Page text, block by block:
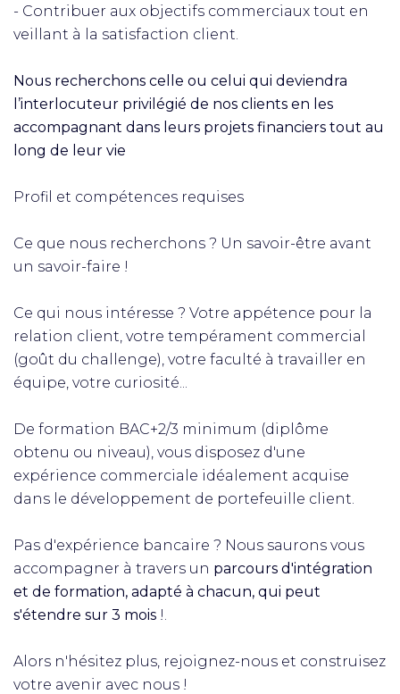
- Contribuer aux objectifs commerciaux tout en
veillant à la satisfaction client.
Nous recherchons celle ou celui qui deviendra
l’interlocuteur privilégié de nos clients en les
accompagnant dans leurs projets financiers tout au
long de leur vie
Profil et compétences requises
Ce que nous recherchons ? Un savoir-être avant
un savoir-faire !
Ce qui nous intéresse ? Votre appétence pour la
relation client, votre tempérament commercial
(goût du challenge), votre faculté à travailler en
équipe, votre curiosité...
De formation BAC+2/3 minimum (diplôme
obtenu ou niveau), vous disposez d'une
expérience commerciale idéalement acquise
dans le développement de portefeuille client.
Pas d'expérience bancaire ? Nous saurons vous
accompagner à travers un parcours d'intégration
et de formation, adapté à chacun, qui peut
s'étendre sur 3 mois !.
Alors n'hésitez plus, rejoignez-nous et construisez
votre avenir avec nous !